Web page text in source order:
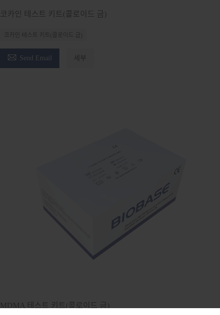
코카인 테스트 키트(콜로이드 금)
코카인 테스트 키트(콜로이드 금)
 Send Email 세부
MDMA 테스트 키트(콜로이드 금)